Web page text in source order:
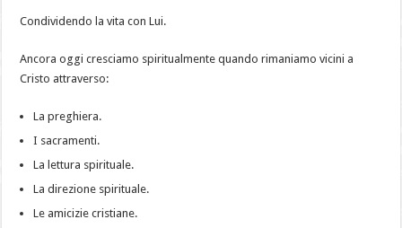
Condividendo la vita con Lui.
Ancora oggi cresciamo spiritualmente quando rimaniamo vicini a
Cristo attraverso:
La preghiera.
I sacramenti.
La lettura spirituale.
La direzione spirituale.
Le amicizie cristiane.